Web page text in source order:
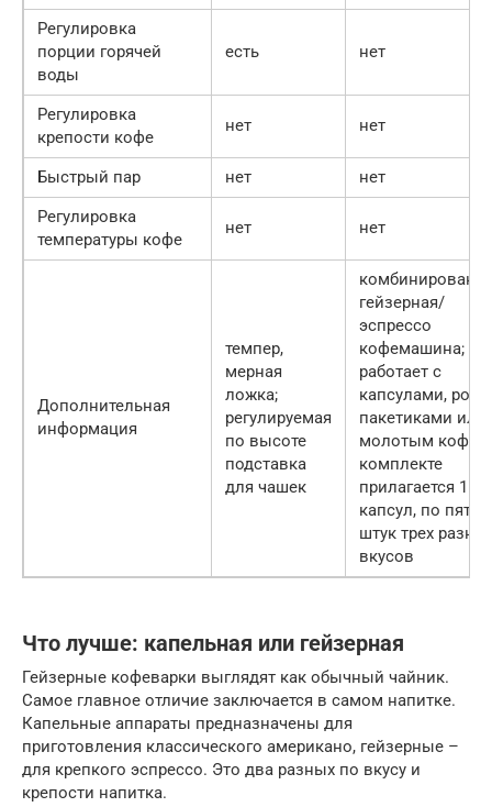
Регулировка
порции горячей
воды
есть нет
Регулировка
крепости кофе
нет нет
Быстрый пар нет
нет
Регулировка
температуры кофе
нет нет
Дополнительная
информация
темпер,
мерная
ложка;
регулируемая
по высоте
подставка
для чашек
гейзерная/
эспрессо
кофемашина;
работает с
капсулами, pods-
пакетиками или
молотым кофе;
комплекте
прилагается 15
капсул, по пять
штук трех
вкусов
Что лучше: капельная или гейзерная
Гейзерные кофеварки выглядят как обычный чайник.
Самое главное отличие заключается в самом напитке.
Капельные аппараты предназначены для
приготовления классического американо, гейзерные –
для крепкого эспрессо. Это два разных по вкусу и
крепости напитка.